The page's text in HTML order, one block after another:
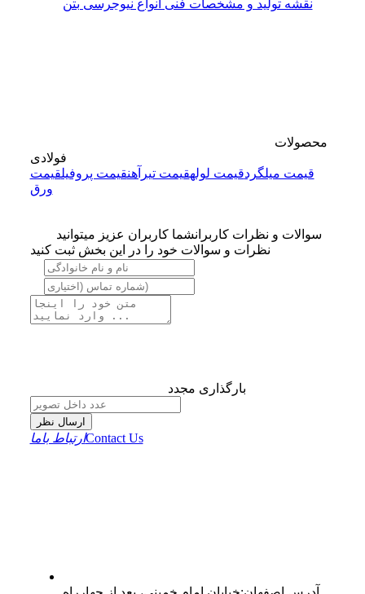
نقشه تولید و مشخصات فنی انواع نیوجرسی بتن
محصولات
فولادی
قیمت میلگردقیمت لولهقیمت تیرآهنقیمت پروفیلقیمت
ورق
سوالات و نظرات کاربرانشما کاربران عزیز میتوانید
نظرات و سوالات خود را در این بخش ثبت کنید
بارگذاری مجدد
ارسال نظر
ارتباط باماContact Us